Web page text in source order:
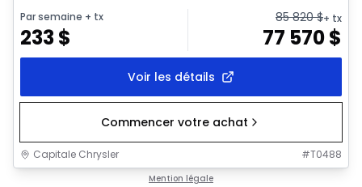
Par semaine + tx
233$
85 820$+ tx
77 570$
Voir les détails
Commencer votre achat
Capitale Chrysler #T0488
Mention légale